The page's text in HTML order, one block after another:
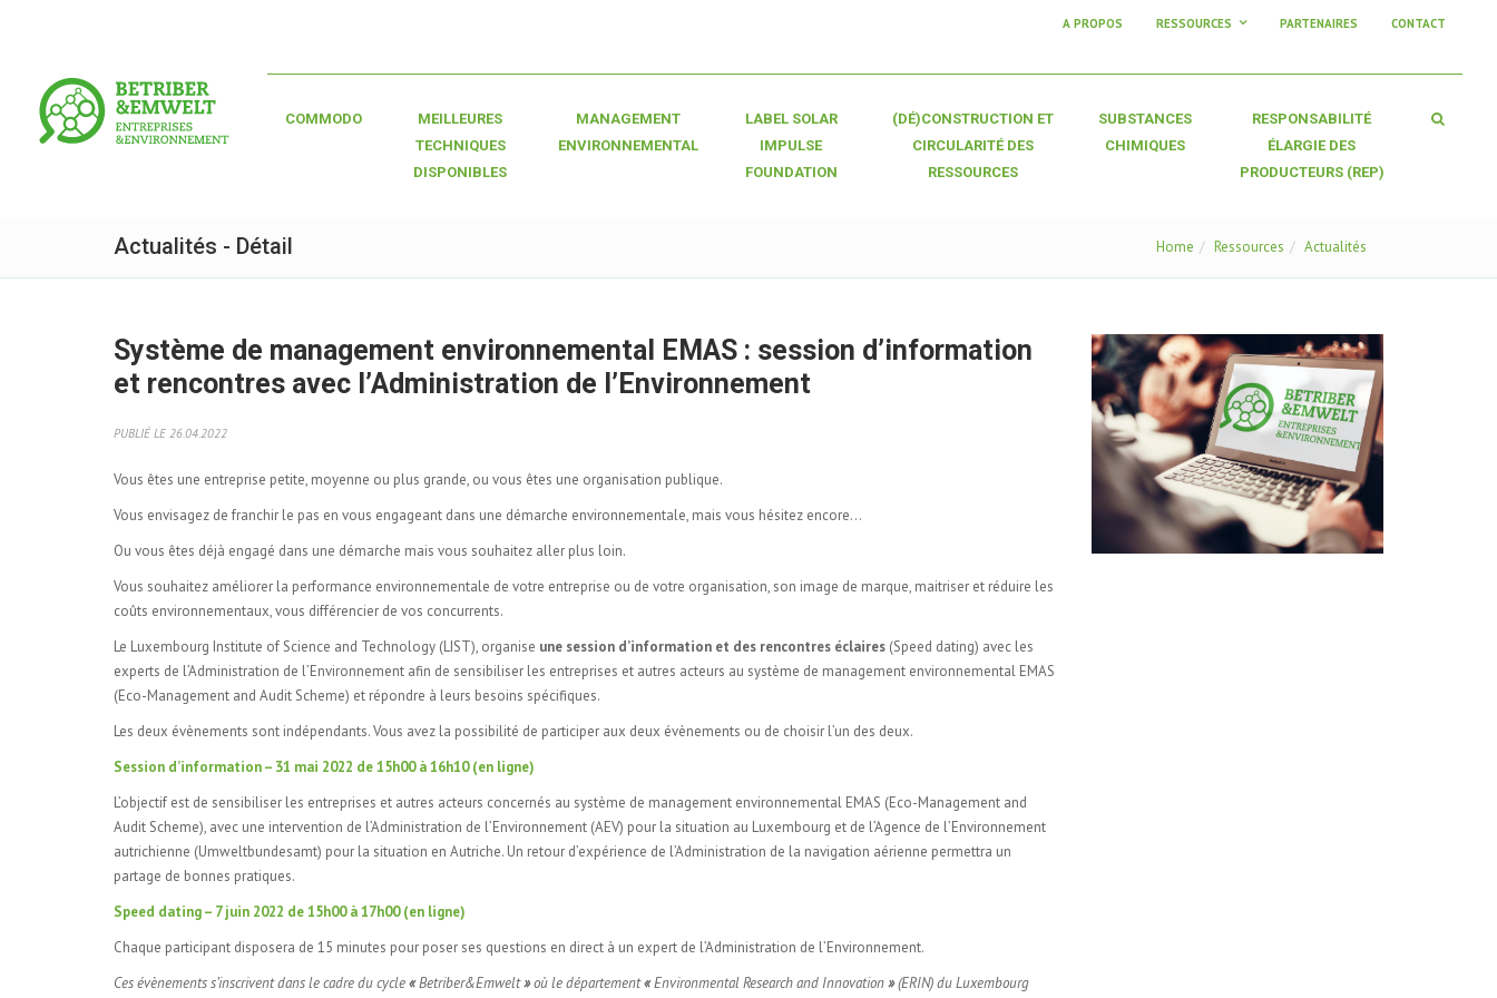
A PROPOS RESSOURCES PARTENAIRES CONTACT
COMMODO
MEILLEURES
TECHNIQUES
DISPONIBLES
MANAGEMENT
ENVIRONNEMENTAL
LABEL SOLAR
IMPULSE
FOUNDATION
(DÉ)CONSTRUCTION ET
CIRCULARITÉ DES
RESSOURCES
SUBSTANCES
CHIMIQUES
RESPONSABILITÉ
ÉLARGIE DES
PRODUCTEURS (REP)
Actualités - Détail Home Ressources Actualités
Système de management environnemental EMAS : session d’information
et rencontres avec l’Administration de l’Environnement
PUBLIÉ LE 26.04.2022
Vous êtes une entreprise petite, moyenne ou plus grande, ou vous êtes une organisation publique.
Vous envisagez de franchir le pas en vous engageant dans une démarche environnementale, mais vous hésitez encore…
Ou vous êtes déjà engagé dans une démarche mais vous souhaitez aller plus loin.
Vous souhaitez améliorer la performance environnementale de votre entreprise ou de votre organisation, son image de marque, maitriser et réduire les
coûts environnementaux, vous différencier de vos concurrents.
Le Luxembourg Institute of Science and Technology (LIST), organise une session d’information et des rencontres éclaires (Speed dating) avec les
experts de l’Administration de l’Environnement afin de sensibiliser les entreprises et autres acteurs au système de management environnemental EMAS
(Eco-Management and Audit Scheme) et répondre à leurs besoins spécifiques.
Les deux évènements sont indépendants. Vous avez la possibilité de participer aux deux évènements ou de choisir l’un des deux.
Session d’information – 31 mai 2022 de 15h00 à 16h10 (en ligne)
L’objectif est de sensibiliser les entreprises et autres acteurs concernés au système de management environnemental EMAS (Eco-Management and
Audit Scheme), avec une intervention de l’Administration de l’Environnement (AEV) pour la situation au Luxembourg et de l’Agence de l’Environnement
autrichienne (Umweltbundesamt) pour la situation en Autriche. Un retour d’expérience de l’Administration de la navigation aérienne permettra un
partage de bonnes pratiques.
Speed dating – 7 juin 2022 de 15h00 à 17h00 (en ligne)
Chaque participant disposera de 15 minutes pour poser ses questions en direct à un expert de l’Administration de l’Environnement.
Ces évènements s’inscrivent dans le cadre du cycle«Betriber&Emwelt»où le département«Environmental Research and Innovation»(ERIN) du Luxembourg